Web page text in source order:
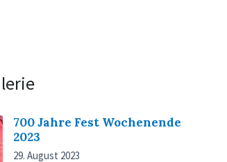
700 Jahre Fest Wochenende
2023
29. August 2023